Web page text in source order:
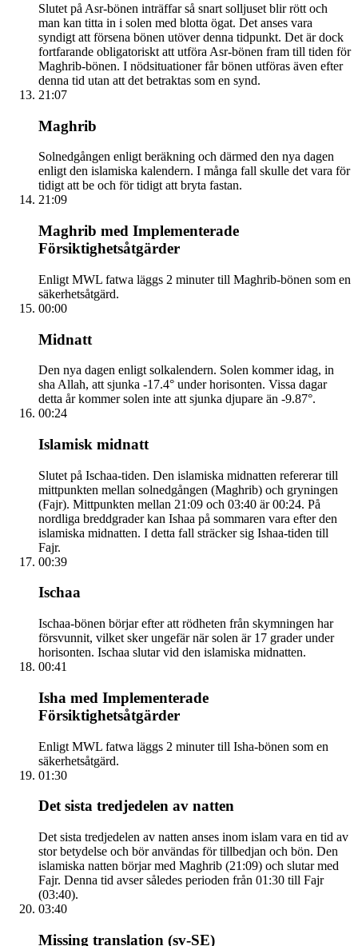
Slutet på Asr-bönen inträffar så snart solljuset blir rött och
man kan titta in i solen med blotta ögat. Det anses vara
syndigt att försena bönen utöver denna tidpunkt. Det är dock
fortfarande obligatoriskt att utföra Asr-bönen fram till tiden för
Maghrib-bönen. I nödsituationer får bönen utföras även efter
denna tid utan att det betraktas som en synd.
21:07
Maghrib
Solnedgången enligt beräkning och därmed den nya dagen
enligt den islamiska kalendern. I många fall skulle det vara för
tidigt att be och för tidigt att bryta fastan.
21:09
Maghrib med Implementerade
Försiktighetsåtgärder
Enligt MWL fatwa läggs 2 minuter till Maghrib-bönen som en
säkerhetsåtgärd.
00:00
Midnatt
Den nya dagen enligt solkalendern. Solen kommer idag, in
sha Allah, att sjunka -17.4° under horisonten. Vissa dagar
detta år kommer solen inte att sjunka djupare än -9.87°.
00:24
Islamisk midnatt
Slutet på Ischaa-tiden. Den islamiska midnatten refererar till
mittpunkten mellan solnedgången (Maghrib) och gryningen
(Fajr). Mittpunkten mellan 21:09 och 03:40 är 00:24. På
nordliga breddgrader kan Ishaa på sommaren vara efter den
islamiska midnatten. I detta fall sträcker sig Ishaa-tiden till
Fajr.
00:39
Ischaa
Ischaa-bönen börjar efter att rödheten från skymningen har
försvunnit, vilket sker ungefär när solen är 17 grader under
horisonten. Ischaa slutar vid den islamiska midnatten.
00:41
Isha med Implementerade
Försiktighetsåtgärder
Enligt MWL fatwa läggs 2 minuter till Isha-bönen som en
säkerhetsåtgärd.
01:30
Det sista tredjedelen av natten
Det sista tredjedelen av natten anses inom islam vara en tid av
stor betydelse och bör användas för tillbedjan och bön. Den
islamiska natten börjar med Maghrib (21:09) och slutar med
Fajr. Denna tid avser således perioden från 01:30 till Fajr
(03:40).
03:40
Missing translation (sv-SE)